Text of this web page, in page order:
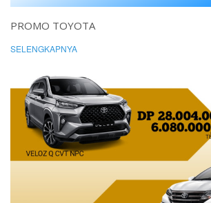
PROMO TOYOTA
SELENGKAPNYA